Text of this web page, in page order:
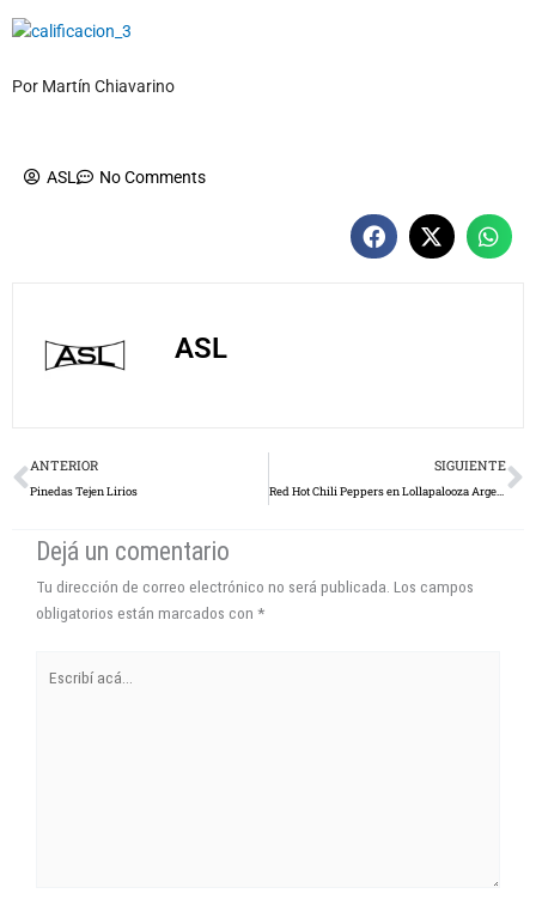
Por Martín Chiavarino
ASL No Comments
ASL
Prev
ANTERIOR
Pinedas Tejen Lirios
SIGUIENTE
Red Hot Chili Peppers en Lollapalooza Argentina
Dejá un comentario
Tu dirección de correo electrónico no será publicada. Los campos
obligatorios están marcados con *
acá...